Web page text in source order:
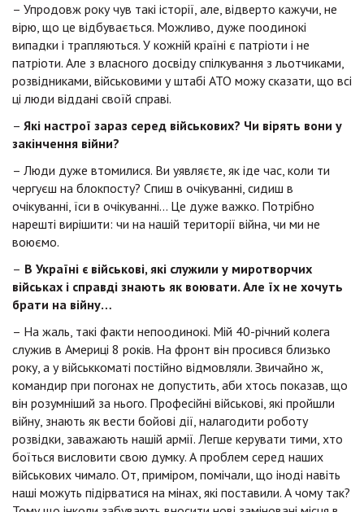
– Упродовж року чув такі історії, але, відверто кажучи, не
вірю, що це відбувається. Можливо, дуже поодинокі
випадки і трапляються. У кожній країні є патріоти і не
патріоти. Але з власного досвіду спілкування з льотчиками,
розвідниками, військовими у штабі АТО можу сказати, що всі
ці люди віддані своїй справі.
– Які настрої зараз серед військових? Чи вірять вони у
закінчення війни?
– Люди дуже втомилися. Ви уявляєте, як іде час, коли ти
чергуєш на блокпосту? Спиш в очікуванні, сидиш в
очікуванні, їси в очікуванні… Це дуже важко. Потрібно
нарешті вирішити: чи на нашій території війна, чи ми не
воюємо.
– В Україні є військові, які служили у миротворчих
військах і справді знають як воювати. Але їх не хочуть
брати на війну…
– На жаль, такі факти непоодинокі. Мій 40-річний колега
служив в Америці 8 років. На фронт він просився близько
року, а у військкоматі постійно відмовляли. Звичайно ж,
командир при погонах не допустить, аби хтось показав, що
він розумніший за нього. Професійні військові, які пройшли
війну, знають як вести бойові дії, налагодити роботу
розвідки, заважають нашій армії. Легше керувати тими, хто
боїться висловити свою думку. А проблем серед наших
військових чимало. От, приміром, помічали, що іноді навіть
наші можуть підірватися на мінах, які поставили. А чому так?